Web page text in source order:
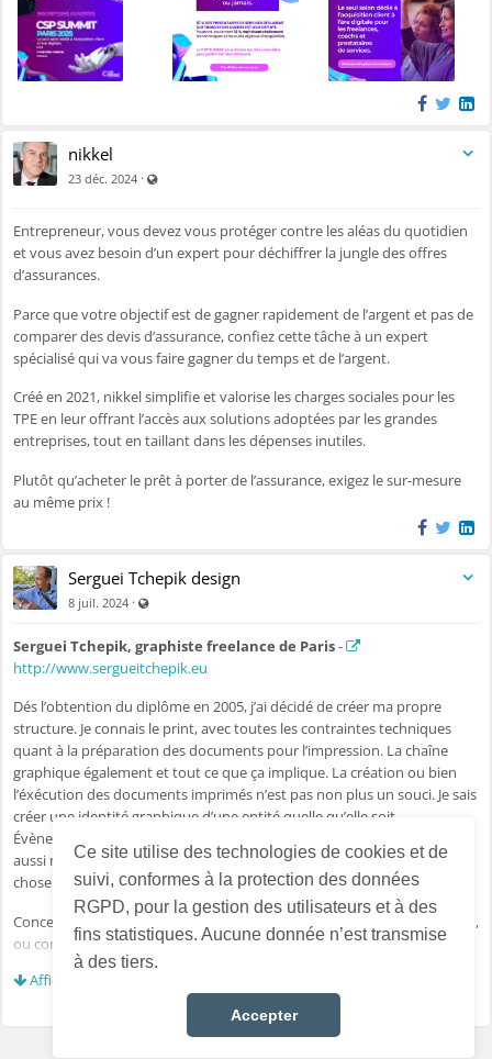
Ce site utilise des technologies de cookies et de
suivi, conformes à la protection des données
RGPD, pour la gestion des utilisateurs et à des
fins statistiques. Aucune donnée n’est transmise
à des tiers.
Accepter
d'augmentation de revenus sur internet.
Le CSP SUMMIT 2025 répond à un vrai besoin :
comment performer
commercialement et financièrement dans un monde digitalisé
que l’on soit une entreprise ou un individu en quête de résultats ?\
et de la génération de revenus sur internet.
maîtriser. Le CSP SUMMIT vous propose une journée unique pour
prendre de l’avance, vous inspirer, créer des connexions puissantes et
faire décoller votre business.
Bienvenue dansle seul salon qui connecte les entreprises, les
freelances et les particuliers aux experts de l’acquisition client
et de la génération de revenus en ligne.\
Un événement signéKovalys Connect, votre accélérateur d’affaires
international, présent aux côtés des dirigeants ambitieux depuis plus
de 15 ans.
📍Pourquoi venir ?
🎙️ Des talks inspirants par des experts du digital, de la vente et de
l’investissement
tunnels de vente
🤝 Du networking ciblé avec d’autres prestataires, clients et
💡 Un boost stratégique pour votre acquisition client et la
génération de revenus
📍 Pour qui ?
- Dirigeants TPE/PME (BTP, cabinets, prestataires de services…)
- Freelances (consultants, coachs, thérapeutes, experts SEO,
copywriters, community managers, OBM, assistants virtuels, etc.)
Agences (marketing digital, sales, branding…)
- Commerciaux indépendants (closeurs, apporteurs d’affaires,
commerciaux, setters…)
- Startups SaaS autour de la lead gen ou du CRM
nikkel
23 déc. 2024 ·
Entrepreneur, vous devez vous protéger contre les aléas du quotidien
et vous avez besoin d’un expert pour déchiffrer la jungle des offres
d’assurances.
Parce que votre objectif est de gagner rapidement de l’argent et pas de
comparer des devis d’assurance, confiez cette tâche à un expert
spécialisé qui va vous faire gagner du temps et de l’argent.
Créé en 2021, nikkel simplifie et valorise les charges sociales pour les
TPE en leur offrant l’accès aux solutions adoptées par les grandes
entreprises, tout en taillant dans les dépenses inutiles.
Plutôt qu’acheter le prêt à porter de l’assurance, exigez le sur-mesure
au même prix !
Serguei Tchepik design
8 juil. 2024 ·
Serguei Tchepik, graphiste freelance de Paris-
http://www.sergueitchepik.eu
Dés l’obtention du diplôme en 2005, j’ai décidé de créer ma propre
structure. Je connais le print, avec toutes les contraintes techniques
quant à la préparation des documents pour l’impression. La chaîne
graphique également et tout ce que ça implique. La création ou bien
l’éxécution des documents imprimés n’est pas non plus un souci. Je sais
créer une identité graphique d’une entité quelle qu’elle soit.
Évènement, entreprise, artiste, personne, chose, ou produit. Je sais
aussi m’adapter à la charte graphique existante pour faire quelque
chose de nouveau, mais identifiable par la cible déjà en place.
Concernant le Web, je suis capable de monter un site vitrine, marchand,
ou communautaire de A à Z. Le tout selon les standards techniques du
moment. Je suis à l’écoute des nouvelles technologies disponibles. Que
ce soit pour faciliter ou pour optimiser le processus de la création des
Afficher plus...